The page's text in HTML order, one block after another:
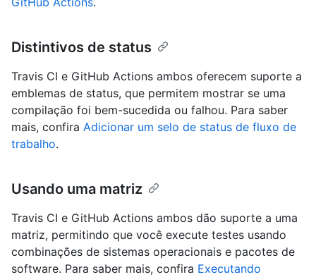
Distintivos de status
Travis CI e GitHub Actions ambos oferecem suporte a
emblemas de status, que permitem mostrar se uma
compilação foi bem-sucedida ou falhou. Para saber
mais, confira Adicionar um selo de status de fluxo de
trabalho.
Usando uma matriz
Travis CI e GitHub Actions ambos dão suporte a uma
matriz, permitindo que você execute testes usando
combinações de sistemas operacionais e pacotes de
software. Para saber mais, confira Executando